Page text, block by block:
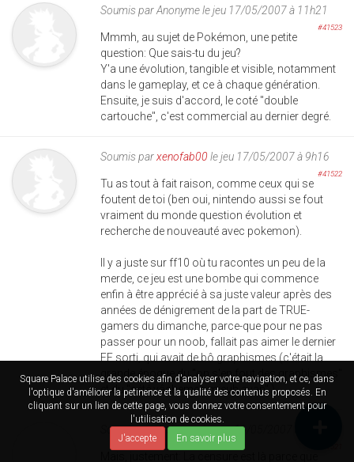
Square Palace utilise des cookies afin d'analyser votre navigation, et ce, dans
l'optique d'améliorer la petinence et la qualité des contenus proposés. En
cliquant sur un lien de cette page, vous donnez votre consentement pour
l'utilisation de cookies.
J'accepte
En savoir plus
Soumis parAnonymele jeu 17/05/2007 à 11h21
#41523
Mmmh, au sujet de Pokémon, une petite
question: Que sais-tu du jeu?
Y'a une évolution, tangible et visible, notamment
dans le gameplay, et ce à chaque génération.
Ensuite, je suis d'accord, le coté "double
cartouche", c'est commercial au dernier degré.
Soumis parxenofab00 le jeu 17/05/2007 à 9h16
#41522
Tu as tout à fait raison, comme ceux qui se
foutent de toi (ben oui, nintendo aussi se fout
vraiment du monde question évolution et
recherche de nouveauté avec pokemon).
Il y a juste sur ff10 où tu racontes un peu de la
merde, ce jeu est une bombe qui commence
enfin à être apprécié à sa juste valeur après des
années de dénigrement de la part de TRUE-
gamers du dimanche, parce-que pour ne pas
passer pour un noob, fallait pas aimer le dernier
FF sorti, qui avait de bô graphismes (c'était la
grande époque du "on s'en fout des graphismes"
et du "cété vâchemen mieuh avan" ).
Soumis parAnonymele mer 16/05/2007 à 23h06